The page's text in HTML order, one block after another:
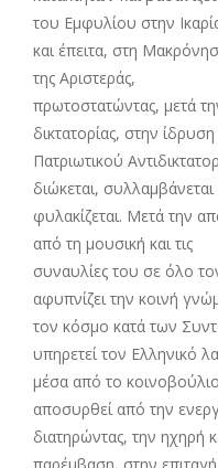
του Εμφυλίου στην
και έπειτα, στη
της Αριστεράς,
πρωτοστατώντας, μετά
δικτατορίας, στην
Πατριωτικού
διώκεται, συλλαμβάνεται
φυλακίζεται. Μετά την
από τη μουσική και τις
συναυλίες του σε όλο
αφυπνίζει την κοινή
τον κόσμο κατά των
υπηρετεί τον Ελληνικό
μέσα από το
αποσυρθεί από την
διατηρώντας, την ηχηρή